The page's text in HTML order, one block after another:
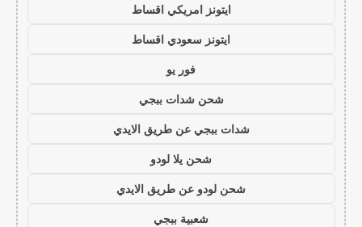
ايتونز امريكي اقساط
ايتونز سعودي اقساط
فور يو
شحن شدات ببجي
شدات ببجي عن طريق الايدي
شحن يلا لودو
شحن لودو عن طريق الايدي
شعبية ببجي